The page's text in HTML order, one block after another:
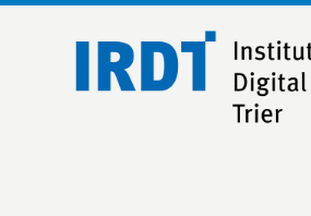
content